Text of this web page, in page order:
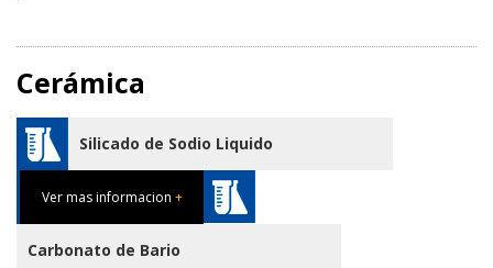
Cerámica
Silicado de Sodio Liquido
Ver mas informacion +
Carbonato de Bario